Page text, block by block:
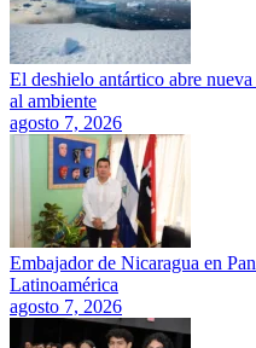
El deshielo antártico abre
al ambiente
agosto 7, 2026
Embajador de Nicaragua en
Latinoamérica
agosto 7, 2026